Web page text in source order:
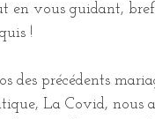
en vous guidant,
!
des précédents
La Covid, nous